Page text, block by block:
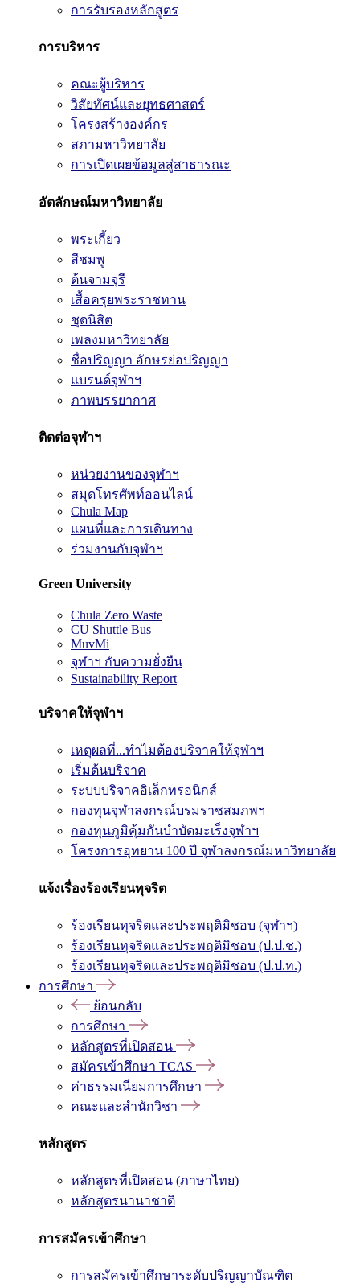
การรับรองหลักสูตร
การบริหาร
คณะผู้บริหาร
วิสัยทัศน์และยุทธศาสตร์
โครงสร้างองค์กร
สภามหาวิทยาลัย
การเปิดเผยข้อมูลสู่สาธารณะ
อัตลักษณ์มหาวิทยาลัย
พระเกี้ยว
สีชมพู
ต้นจามจุรี
เสื้อครุยพระราชทาน
ชุดนิสิต
เพลงมหาวิทยาลัย
ชื่อปริญญา อักษรย่อปริญญา
แบรนด์จุฬาฯ
ภาพบรรยากาศ
ติดต่อจุฬาฯ
หน่วยงานของจุฬาฯ
สมุดโทรศัพท์ออนไลน์
Chula Map
แผนที่และการเดินทาง
ร่วมงานกับจุฬาฯ
Green University
Chula Zero Waste
CU Shuttle Bus
MuvMi
จุฬาฯ กับความยั่งยืน
Sustainability Report
บริจาคให้จุฬาฯ
เหตุผลที่...ทำไมต้องบริจาคให้จุฬาฯ
เริ่มต้นบริจาค
ระบบบริจาคอิเล็กทรอนิกส์
กองทุนจุฬาลงกรณ์บรมราชสมภพฯ
กองทุนภูมิคุ้มกันบำบัดมะเร็งจุฬาฯ
โครงการอุทยาน 100 ปี จุฬาลงกรณ์มหาวิทยาลัย
แจ้งเรื่องร้องเรียนทุจริต
ร้องเรียนทุจริตและประพฤติมิชอบ (จุฬาฯ)
ร้องเรียนทุจริตและประพฤติมิชอบ (ป.ป.ช.)
ร้องเรียนทุจริตและประพฤติมิชอบ (ป.ป.ท.)
การศึกษา
ย้อนกลับ
การศึกษา
หลักสูตรที่เปิดสอน
สมัครเข้าศึกษา TCAS
ค่าธรรมเนียมการศึกษา
คณะและสำนักวิชา
หลักสูตร
หลักสูตรที่เปิดสอน (ภาษาไทย)
หลักสูตรนานาชาติ
การสมัครเข้าศึกษา
การสมัครเข้าศึกษาระดับปริญญาบัณฑิต